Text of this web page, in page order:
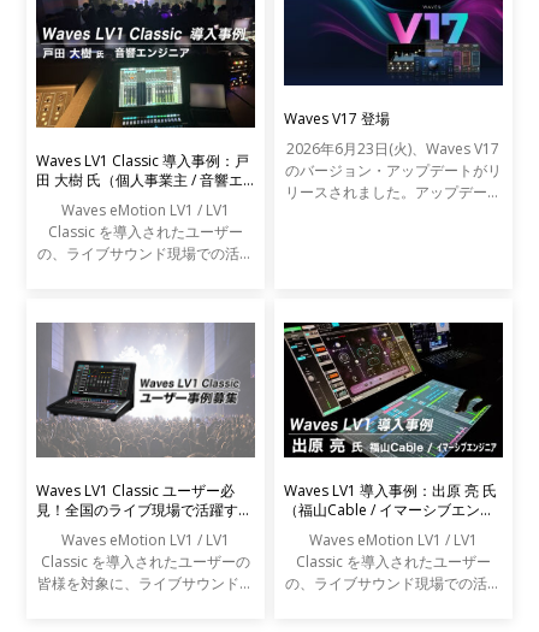
Waves LV1 Classic 導入事例：戸
田 大樹 氏（個人事業主 / 音響エ
Waves eMotion LV1 / LV1
Classic を導入されたユーザー
の、ライブサウンド現場での活用
Waves V17 登場
2026年6月23日(火)、Waves V17
のバージョン・アップデートがリ
リースされました。アップデート
Waves LV1 Classic ユーザー必
見！全国のライブ現場で活躍する
Waves eMotion LV1 / LV1
Classic を導入されたユーザーの
皆様を対象に、ライブサウンドの
Waves LV1 導入事例：出原 亮 氏
（福山Cable / イマーシブエンジ
ニア）
Waves eMotion LV1 / LV1
Classic を導入されたユーザー
の、ライブサウンド現場での活用